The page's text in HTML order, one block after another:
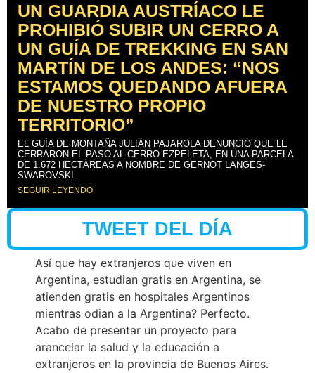
UN GUARDIA AUSTRÍACO LE
PROHIBIÓ SUBIR UN CERRO A
UN GUÍA DE TREKKING EN SAN
MARTÍN DE LOS ANDES: “NOS
ESTAMOS QUEDANDO AFUERA
DE NUESTRO PROPIO
TERRITORIO”
EL GUÍA DE MONTAÑA JULIÁN PAJAROLA DENUNCIÓ QUE LE
CERRARON EL PASO AL CERRO EZPELETA, EN UNA PARCELA
DE 1.672 HECTÁREAS A NOMBRE DE GERNOT LANGES-
SWAROVSKI.
SEGUIR LEYENDO
TWEET DEL DÍA
Así que hay extranjeros que viven en
Argentina, estudian gratis en Argentina, se
atienden gratis en hospitales Argentinos
mientras odian a la Argentina? Perfecto.
Acabo de presentar un proyecto para
arancelar la salud y la educación a
extranjeros en la provincia de Buenos Aires.